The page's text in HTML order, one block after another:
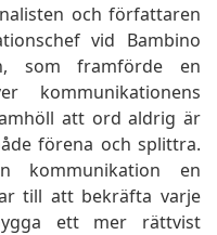
och författaren
vid Bambino
som framförde en
kommunikationens
att ord aldrig är
förena och splittra.
kommunikation en
till att bekräfta varje
ett mer rättvist